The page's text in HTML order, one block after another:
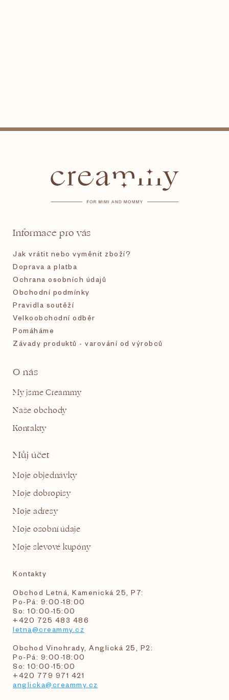
Informace pro vás
Jak vrátit nebo vyměnit zboží?
Doprava a platba
Ochrana osobních údajů
Obchodní podmínky
Pravidla soutěží
Velkoobchodní odběr
Pomáháme
Závady produktů - varování od výrobců
O nás
My jsme Creammy
Naše obchody
Kontakty
Můj účet
Moje objednávky
Moje dobropisy
Moje adresy
Moje osobní údaje
Moje slevové kupóny
Kontakty
Obchod Letná, Kamenická 25, P7:
Po-Pá: 9:00-18:00
So: 10:00-15:00
+420 725 483 486
letna@creammy.cz
Obchod Vinohrady, Anglická 25, P2:
Po-Pá: 9:00-18:00
So: 10:00-15:00
+420 779 971 421
anglicka@creammy.cz